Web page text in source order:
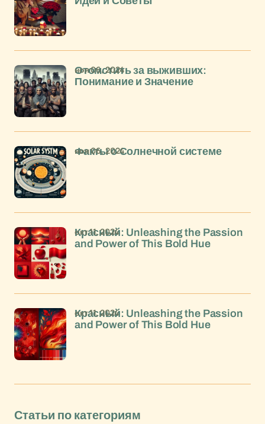
Отомстить за выживших:
Понимание и Значение
ноя 06, 2024
Факты о Солнечной системе
ноя 06, 2024
Красный: Unleashing the Passion
and Power of This Bold Hue
окт 11, 2024
Красный: Unleashing the Passion
and Power of This Bold Hue
окт 11, 2024
Статьи по категориям